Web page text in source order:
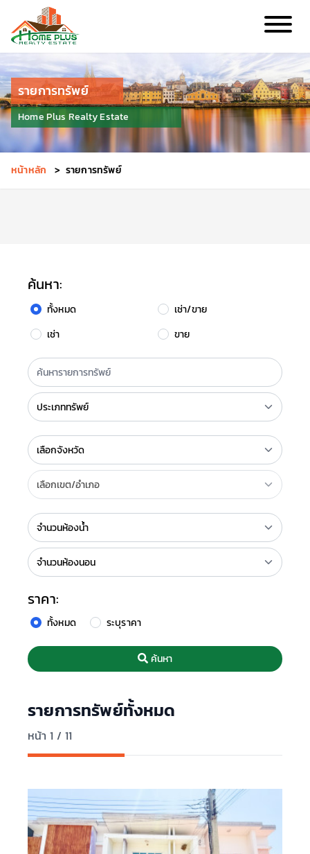
รายการทรัพย์
Home Plus Realty Estate
หน้าหลัก > รายการทรัพย์
รายการทรัพย์ทั้งหมด
หน้า 1 / 11
ค้นหา:
ทั้งหมด
เช่า/ขาย
เช่า
ขาย
ราคา:
ทั้งหมด ระบุราคา
ค้นหา